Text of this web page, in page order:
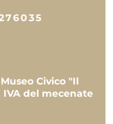
Civico "Il
del mecenate